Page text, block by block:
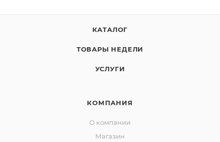
КАТАЛОГ
ТОВАРЫ НЕДЕЛИ
УСЛУГИ
КОМПАНИЯ
О компании
Магазин